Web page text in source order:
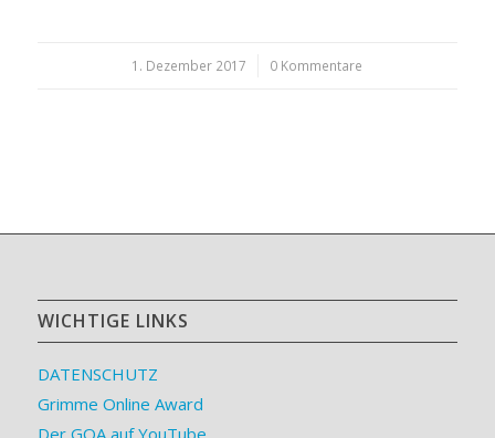
1. Dezember 2017
/ 0 Kommentare
WICHTIGE LINKS
DATENSCHUTZ
Grimme Online Award
Der GOA auf YouTube